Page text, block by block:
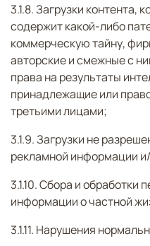
3.1.8. Загрузки контента,
содержит какой-либо
коммерческую тайну,
авторские и смежные с
права на результаты
принадлежащие или
третьими лицами;
3.1.9. Загрузки не
рекламной информации
3.1.10. Сбора и обработки
информации о частной
3.1.11. Нарушения